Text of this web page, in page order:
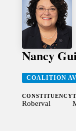
Nancy
COALITION
CONSTITUENCY
Roberval